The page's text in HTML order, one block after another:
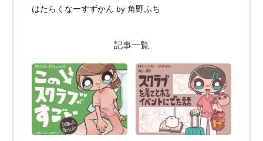
はたらくなーすずかん by 角野ふち
記事一覧